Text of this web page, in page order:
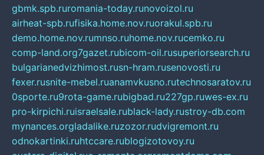
gbmk.spb.ruromania-today.runovoizol.ru
airheat-spb.rufisika.home.nov.ruorakul.spb.ru
demo.home.nov.rumnso.ruhome.nov.rucemko.ru
comp-land.org7gazet.rubicom-oil.rusuperiorsearch.ru
bulgarianedvizhimost.rusn-hram.rusenovosti.ru
fexer.rusnite-mebel.ruanamvkusno.rutechnosaratov.ru
0sporte.ru9rota-game.rubigbad.ru227gp.ruwes-ex.ru
pro-kirpichi.ruisraelsale.rublack-lady.rustroy-db.com
mynances.orgladalike.ruzozor.rudvigremont.ru
odnokartinki.ruhtccare.rublogizotovoy.ru